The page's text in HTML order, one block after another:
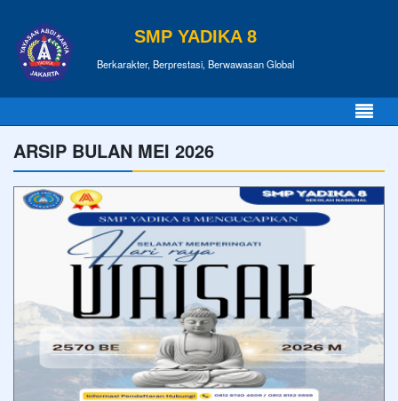
SMP YADIKA 8
Berkarakter, Berprestasi, Berwawasan Global
ARSIP BULAN MEI 2026